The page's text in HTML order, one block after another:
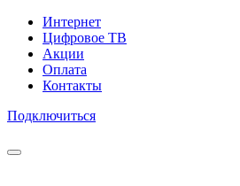
Интернет
Цифровое ТВ
Акции
Оплата
Контакты
Подключиться